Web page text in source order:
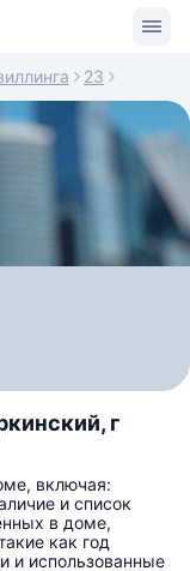
23
г
включая:
и список
в доме,
как год
и использованные